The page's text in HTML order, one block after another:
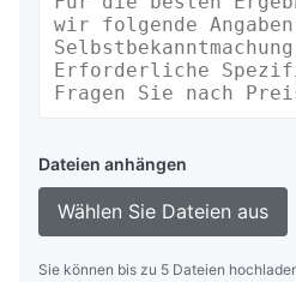
Dateien anhängen
Wählen Sie Dateien aus
Sie können bis zu 5 Dateien